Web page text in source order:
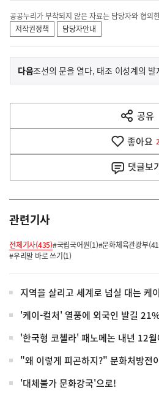
공공누리가 부착되지 않은 자료는 담당자와 협의
저작권정책
담당자안내
이
전
다
음
다음기
공유
열
기
좋아요
댓글보
관련기사
전체기사(435)#국립국어원(1)#문화체육관광부
#우리말 바로 쓰기(1)
지역을 살리고 세계로 넘실 대는 케
'케이-컬처' 열풍에 외국인 발길
'한국형 코첼라' 패노메논 내년 12
"왜 이렇게 피곤하지?" 문화처방전
'대체불가 문화강국'으로!